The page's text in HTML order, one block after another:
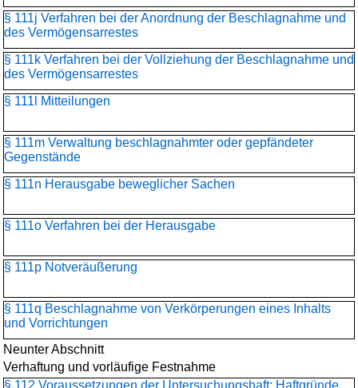
§ 111j Verfahren bei der Anordnung der Beschlagnahme und
des Vermögensarrestes
§ 111k Verfahren bei der Vollziehung der Beschlagnahme und
des Vermögensarrestes
§ 111l Mitteilungen
§ 111m Verwaltung beschlagnahmter oder gepfändeter
Gegenstände
§ 111n Herausgabe beweglicher Sachen
§ 111o Verfahren bei der Herausgabe
§ 111p Notveräußerung
§ 111q Beschlagnahme von Verkörperungen eines Inhalts
und Vorrichtungen
Neunter Abschnitt
Verhaftung und vorläufige Festnahme
§ 112 Voraussetzungen der Untersuchungshaft; Haftgründe